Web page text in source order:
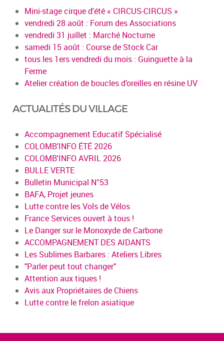
Mini-stage cirque d'été « CIRCUS-CIRCUS »
vendredi 28 août : Forum des Associations
vendredi 31 juillet : Marché Nocturne
samedi 15 août : Course de Stock Car
tous les 1ers vendredi du mois : Guinguette à la
Ferme
Atelier création de boucles d’oreilles en résine UV
ACTUALITÉS DU VILLAGE
Accompagnement Educatif Spécialisé
COLOMB'INFO ÉTÉ 2026
COLOMB'INFO AVRIL 2026
BULLE VERTE
Bulletin Municipal N°53
BAFA, Projet jeunes
Lutte contre les Vols de Vélos
France Services ouvert à tous !
Le Danger sur le Monoxyde de Carbone
ACCOMPAGNEMENT DES AIDANTS
Les Sublimes Barbares : Ateliers Libres
"Parler peut tout changer"
Attention aux tiques !
Avis aux Propriétaires de Chiens
Lutte contre le frelon asiatique